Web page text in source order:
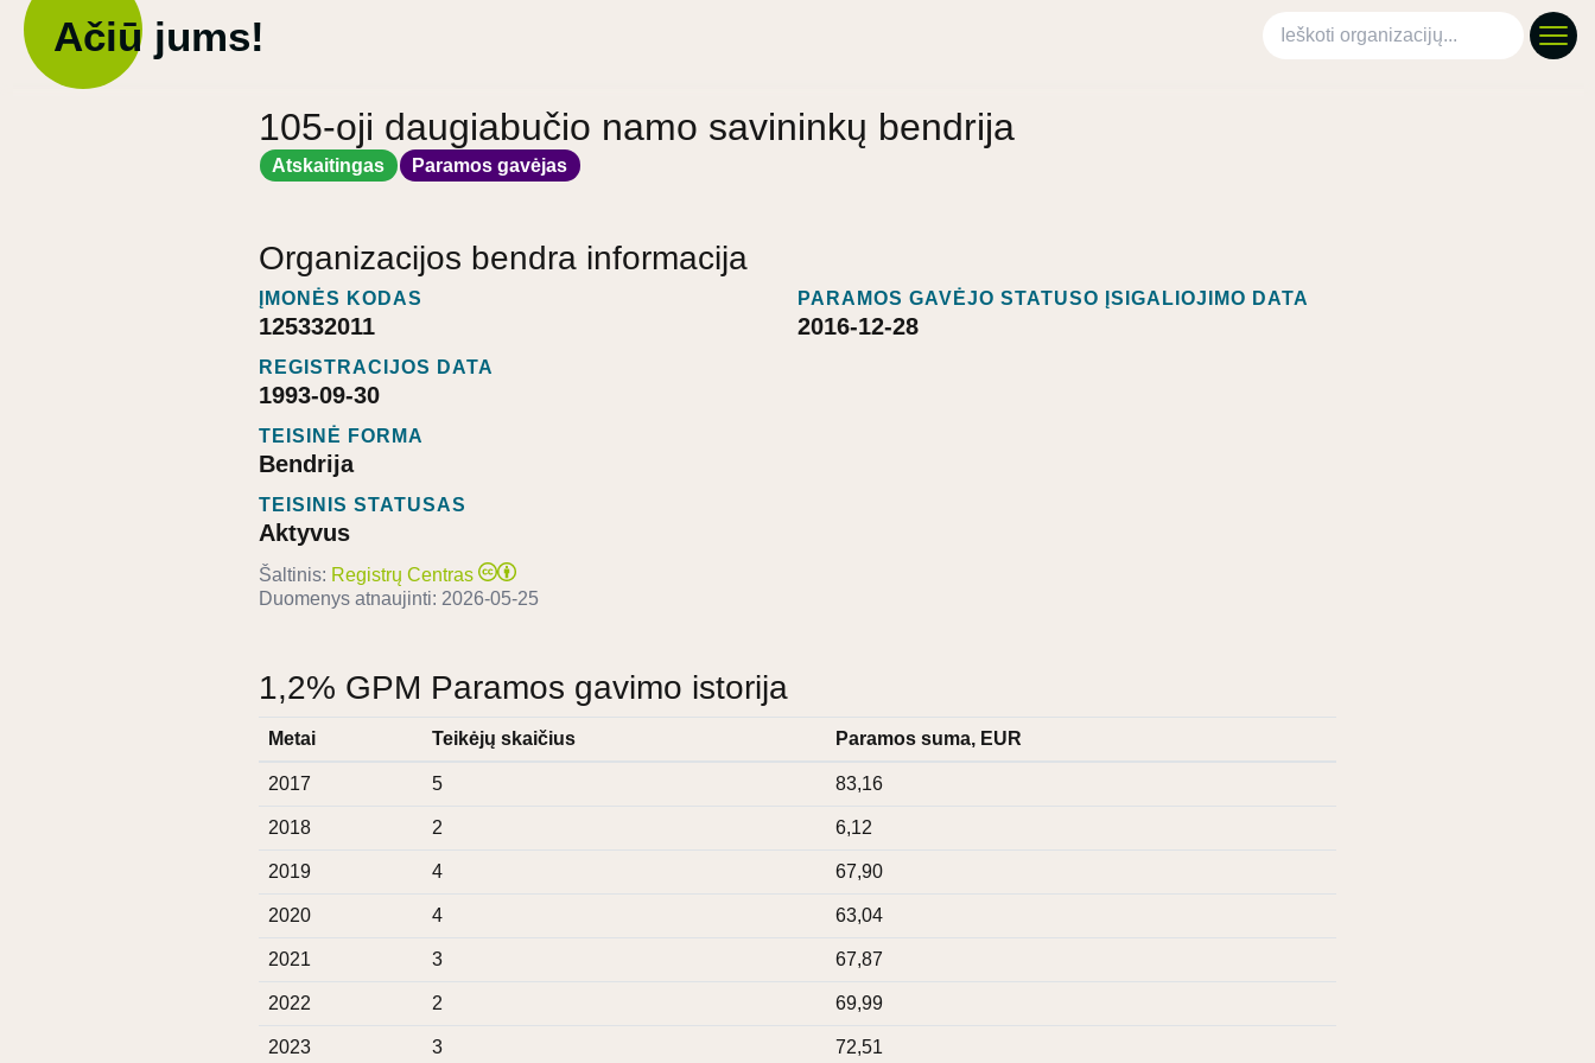
Ačiū jums! Ieškoti organizacijų
105-oji daugiabučio namo savininkų bendrija
Atskaitingas Paramos gavėjas
Organizacijos bendra informacija
ĮMONĖS KODAS
125332011
REGISTRACIJOS DATA
1993-09-30
TEISINĖ FORMA
Bendrija
TEISINIS STATUSAS
Aktyvus
PARAMOS GAVĖJO STATUSO ĮSIGALIOJIMO DATA
2016-12-28
Šaltinis: Registrų Centras
Duomenys atnaujinti: 2026-05-25
1,2% GPM Paramos gavimo istorija
Metai Teikėjų skaičius Paramos suma, EUR
2017 5 83,16
2018 2 6,12
2019 4 67,90
2020 4 63,04
2021 3 67,87
2022 2 69,99
2023 3 72,51